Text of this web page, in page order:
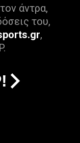
άντρα,
του,
,